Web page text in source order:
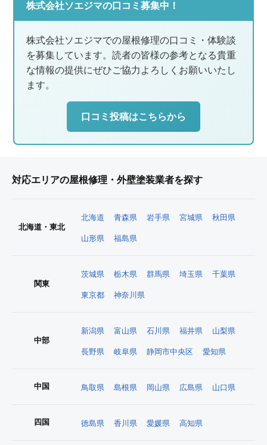
株式会社ソエジマの口コミ募集中！
株式会社ソエジマでの屋根修理の口コミ・体験談
を募集しています。読者の皆様の参考となる貴重
な情報の提供にぜひご協力よろしくお願いいたし
ます。
口コミ投稿はこちらから
対応エリアの屋根修理・外壁塗装業者を探す
北海道・東北
北海道 青森県 岩手県 宮城県 秋田県
山形県 福島県
関東
茨城県 栃木県 群馬県 埼玉県 千葉県
東京都 神奈川県
中部
新潟県 富山県 石川県 福井県 山梨県
長野県 岐阜県 静岡市中央区 愛知県
中国 鳥取県 島根県 岡山県 広島県 山口県
四国 徳島県 香川県 愛媛県 高知県